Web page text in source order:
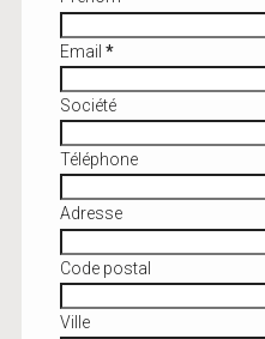
Email *
Société
Téléphone
Adresse
Code postal
Ville